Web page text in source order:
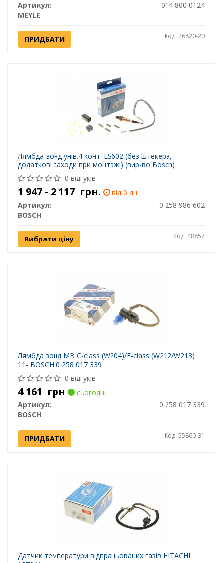
Артикул:
014 800 0124
MEYLE
ПРИДБАТИ Код: 26820-20
Лямбда-зонд унів.4 конт. LS602 (без штекера,
додаткові заходи при монтажі) (вир-во Bosch)
0 відгуків
1 947 - 2 117 грн.
від 0 дн.
Артикул:
0 258 986 602
BOSCH
Вибрати ціну Код: 48857
Лямбда зонд MB C-class (W204)/E-class (W212/W213)
11- BOSCH 0 258 017 339
0 відгуків
4 161 грн
сьогодні
Артикул:
0 258 017 339
BOSCH
ПРИДБАТИ Код: 55860-31
Датчик температури відпрацьованих газів HITACHI